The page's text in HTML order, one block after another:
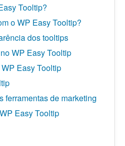
Tooltip?
o WP Easy Tooltip?
dos tooltips
WP Easy Tooltip
Easy Tooltip
ferramentas de marketing
Easy Tooltip